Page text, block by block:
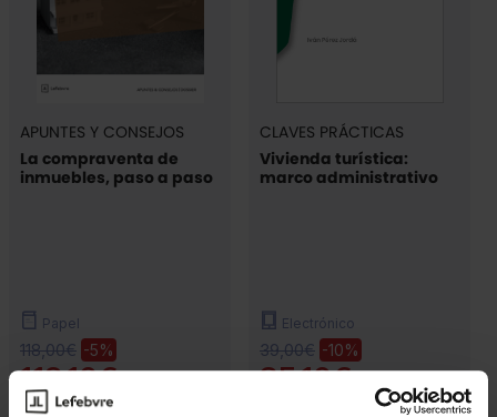
APUNTES Y CONSEJOS
La compraventa de
inmuebles, paso a paso
Papel
118,00€ -5%
112,10€
CLAVES PRÁCTICAS
Vivienda turística:
marco administrativo
Electrónico
39,00€ -10%
35,10€